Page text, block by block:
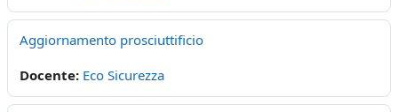
Aggiornamento prosciuttificio
Docente: Eco Sicurezza